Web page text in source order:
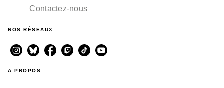
Contactez-nous
NOS RÉSEAUX
A PROPOS